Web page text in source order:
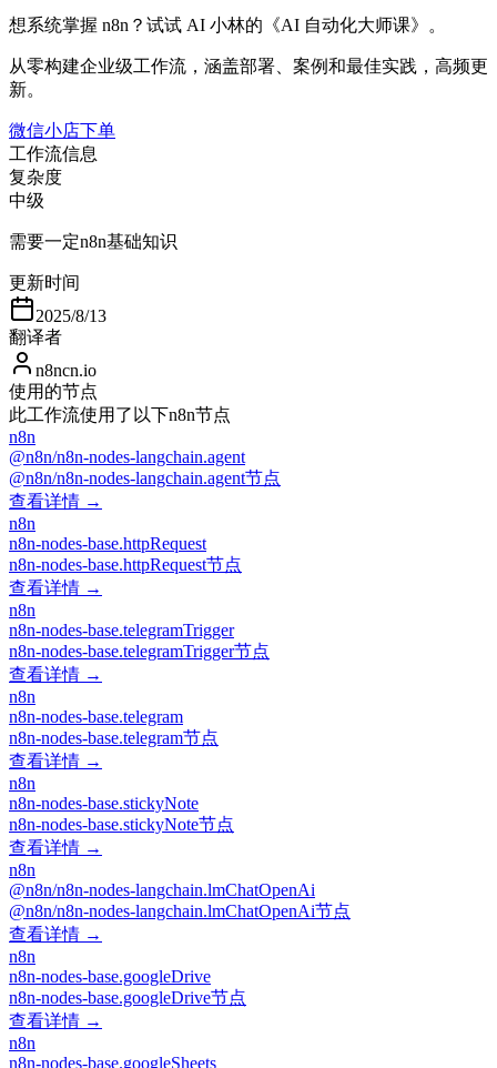
想系统掌握 n8n？试试 AI 小林的《AI 自动化大师课》。
从零构建企业级工作流，涵盖部署、案例和最佳实践，高频更
新。
微信小店下单
工作流信息
复杂度
中级
需要一定n8n基础知识
更新时间
2025/8/13
翻译者
n8ncn.io
使用的节点
此工作流使用了以下n8n节点
n8n
@n8n/n8n-nodes-langchain.agent
@n8n/n8n-nodes-langchain.agent节点
查看详情 →
n8n
n8n-nodes-base.httpRequest
n8n-nodes-base.httpRequest节点
查看详情 →
n8n
n8n-nodes-base.telegramTrigger
n8n-nodes-base.telegramTrigger节点
查看详情 →
n8n
n8n-nodes-base.telegram
n8n-nodes-base.telegram节点
查看详情 →
n8n
n8n-nodes-base.stickyNote
n8n-nodes-base.stickyNote节点
查看详情 →
n8n
@n8n/n8n-nodes-langchain.lmChatOpenAi
@n8n/n8n-nodes-langchain.lmChatOpenAi节点
查看详情 →
n8n
n8n-nodes-base.googleDrive
n8n-nodes-base.googleDrive节点
查看详情 →
n8n
n8n-nodes-base.googleSheets